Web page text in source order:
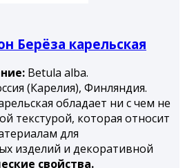
Берёза карельская
Betula alba.
(Карелия), Финляндия.
обладает ни с чем не
текстурой, которая относит
для
изделий и декоративной
свойства.